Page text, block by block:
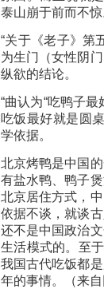
泰山崩于前而不惊
“关于《老子》第
为生门（女性阴
纵欲的结论。
“曲认为“吃鸭子最
吃饭最好就是圆
学依据。
北京烤鸭是中国
有盐水鸭、鸭子
北京居住方式，
依据不谈，就谈
还不是中国政治
生活模式的。至
我国古代吃饭都
年的事情。（来自